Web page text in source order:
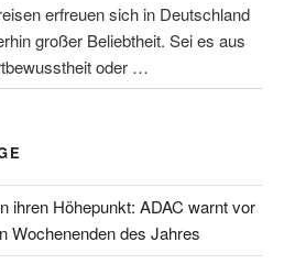
erfreuen sich in Deutschland
großer Beliebtheit. Sei es aus
oder …
ihren Höhepunkt: ADAC warnt vor
Wochenenden des Jahres